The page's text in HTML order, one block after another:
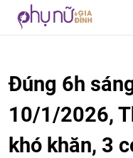
Đúng 6h
10/1/2026,
khó khăn, 3